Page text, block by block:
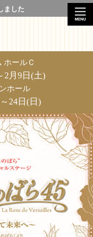
ました
ホールＣ
2月9日(土)
ホール
24日(日)